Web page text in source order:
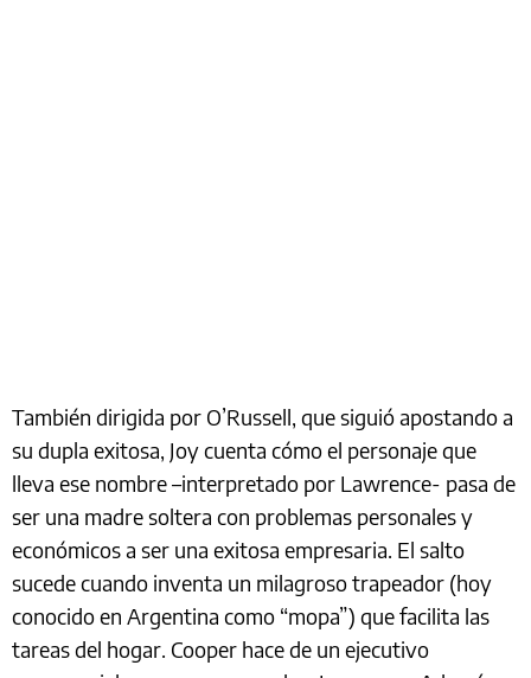
También dirigida por O’Russell, que siguió apostando a
su dupla exitosa, Joy cuenta cómo el personaje que
lleva ese nombre –interpretado por Lawrence- pasa de
ser una madre soltera con problemas personales y
económicos a ser una exitosa empresaria. El salto
sucede cuando inventa un milagroso trapeador (hoy
conocido en Argentina como “mopa”) que facilita las
tareas del hogar. Cooper hace de un ejecutivo